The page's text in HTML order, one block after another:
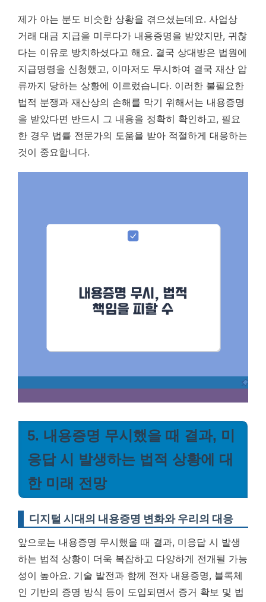
제가 아는 분도 비슷한 상황을 겪으셨는데요. 사업상
거래 대금 지급을 미루다가 내용증명을 받았지만, 귀찮
다는 이유로 방치하셨다고 해요. 결국 상대방은 법원에
지급명령을 신청했고, 이마저도 무시하여 결국 재산 압
류까지 당하는 상황에 이르렀습니다. 이러한 불필요한
법적 분쟁과 재산상의 손해를 막기 위해서는 내용증명
을 받았다면 반드시 그 내용을 정확히 확인하고, 필요
한 경우 법률 전문가의 도움을 받아 적절하게 대응하는
것이 중요합니다.
5. 내용증명 무시했을 때 결과, 미
응답 시 발생하는 법적 상황에 대
한 미래 전망
디지털 시대의 내용증명 변화와 우리의 대응
앞으로는 내용증명 무시했을 때 결과, 미응답 시 발생
하는 법적 상황이 더욱 복잡하고 다양하게 전개될 가능
성이 높아요. 기술 발전과 함께 전자 내용증명, 블록체
인 기반의 증명 방식 등이 도입되면서 증거 확보 및 법